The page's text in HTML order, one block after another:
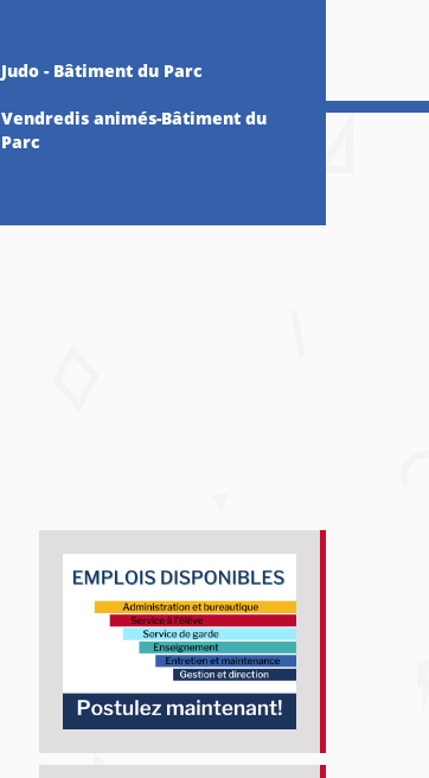
Judo - Bâtiment du Parc
Vendredis animés-Bâtiment du
Parc